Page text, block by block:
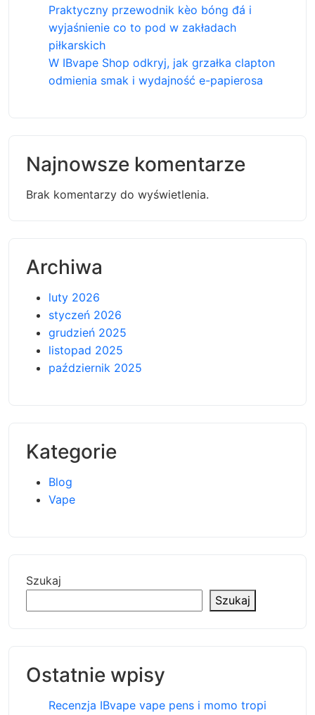
Praktyczny przewodnik kèo bóng đá i
wyjaśnienie co to pod w zakładach
piłkarskich
W IBvape Shop odkryj, jak grzałka clapton
odmienia smak i wydajność e-papierosa
Najnowsze komentarze
Brak komentarzy do wyświetlenia.
Archiwa
luty 2026
styczeń 2026
grudzień 2025
listopad 2025
październik 2025
Kategorie
Blog
Vape
Szukaj
Szukaj
Ostatnie wpisy
Recenzja IBvape vape pens i momo tropi